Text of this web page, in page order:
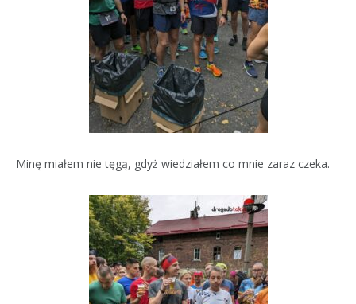
Minę miałem nie tęgą, gdyż wiedziałem co mnie zaraz czeka.